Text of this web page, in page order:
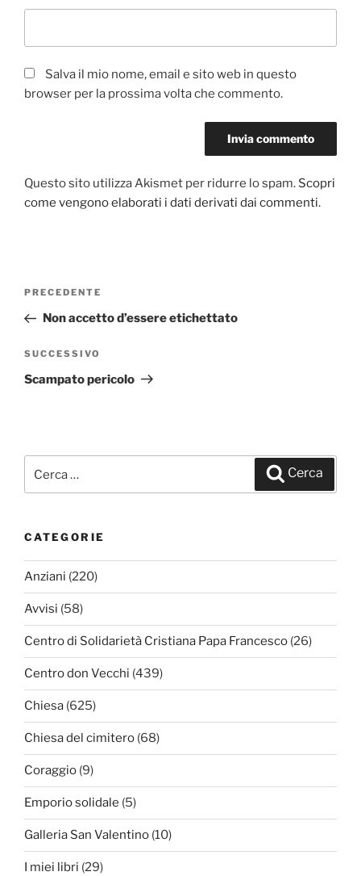
Salva il mio nome, email e sito web in questo
browser per la prossima volta che commento.
Questo sito utilizza Akismet per ridurre lo spam. Scopri
come vengono elaborati i dati derivati dai commenti.
Navigazione
Articolo
precedente:
PRECEDENTE
Non accetto d’essere etichettato
Articolo
successivo
SUCCESSIVO
Scampato pericolo
Cerca
CATEGORIE
Anziani (220)
Avvisi (58)
Centro di Solidarietà Cristiana Papa Francesco (26)
Centro don Vecchi (439)
Chiesa (625)
Chiesa del cimitero (68)
Coraggio (9)
Emporio solidale (5)
Galleria San Valentino (10)
I miei libri (29)